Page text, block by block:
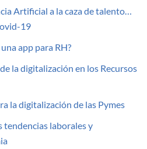
Artificial a la caza de talento…
19
app para RH?
la digitalización en los Recursos
la digitalización de las Pymes
tendencias laborales y